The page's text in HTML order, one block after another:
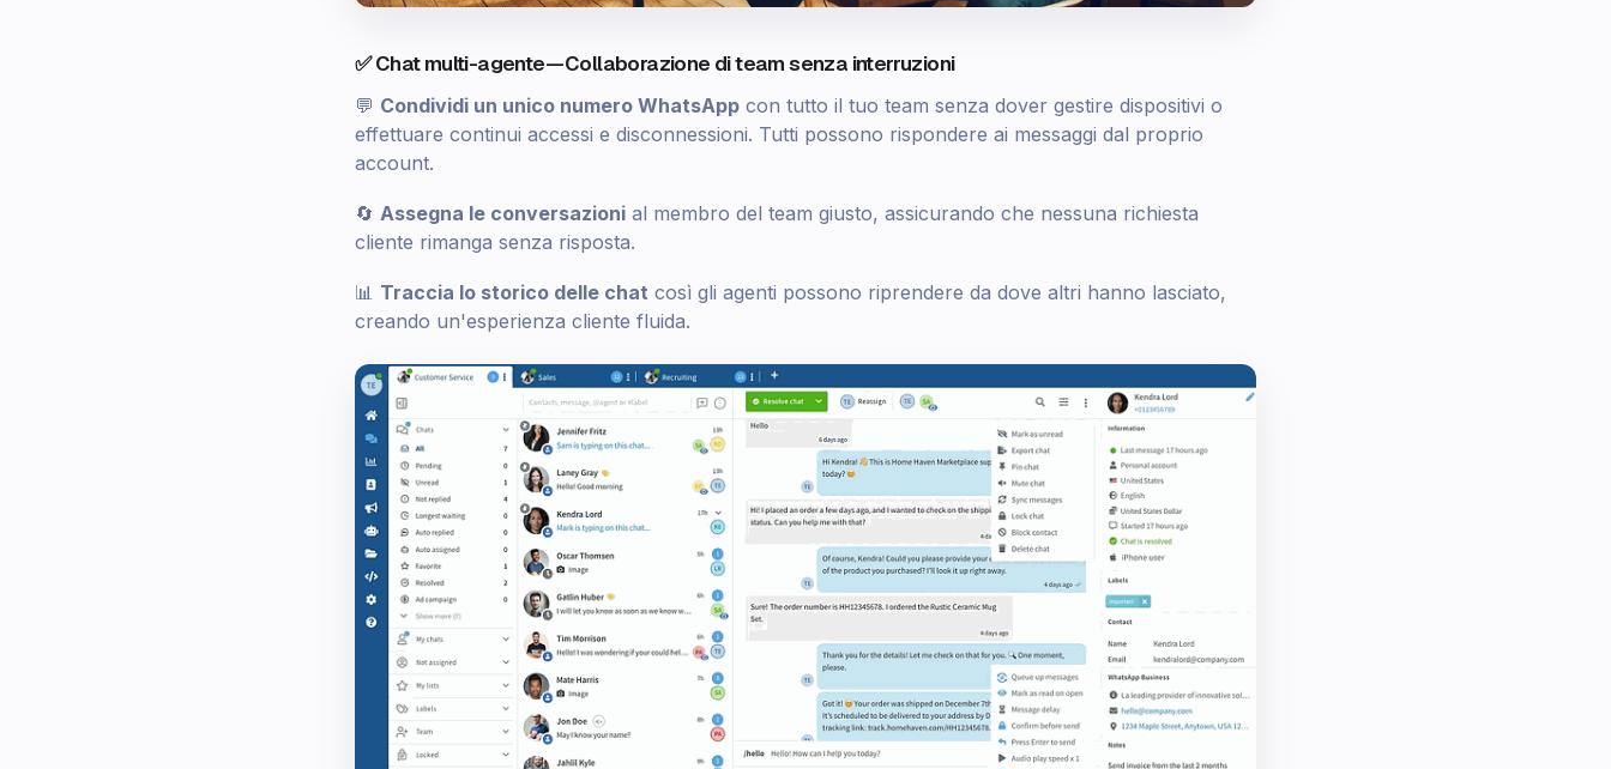
✅ Chat multi-agente — Collaborazione di team senza interruzioni
💬 Condividi un unico numero WhatsApp con tutto il tuo team senza dover gestire dispositivi o
effettuare continui accessi e disconnessioni. Tutti possono rispondere ai messaggi dal proprio
account.
🔄 Assegna le conversazioni al membro del team giusto, assicurando che nessuna richiesta
cliente rimanga senza risposta.
📊 Traccia lo storico delle chat così gli agenti possono riprendere da dove altri hanno lasciato,
creando un'esperienza cliente fluida.